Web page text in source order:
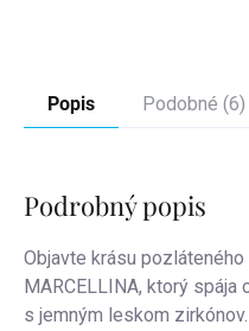
Popis Podobné (6)
Podrobný popis
Objavte krásu
MARCELLINA, ktorý
s jemným leskom